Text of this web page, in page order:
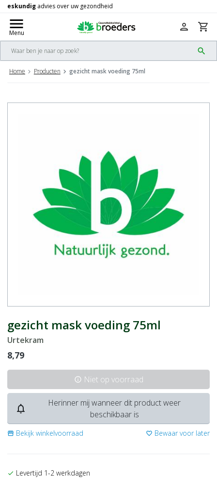
check Gratisverzending vanaf 50,-
menu
Menu
search
person shopping_cart
Home Producten gezicht mask voeding 75ml
gezicht mask voeding 75ml
Urtekram
8,79
info Niet op voorraad
notifications_none
Herinner mij wanneer dit product weer
beschikbaar is
storefront Bekijk winkelvoorraad favorite_border Bewaar voor later
check Levertijd 1-2 werkdagen